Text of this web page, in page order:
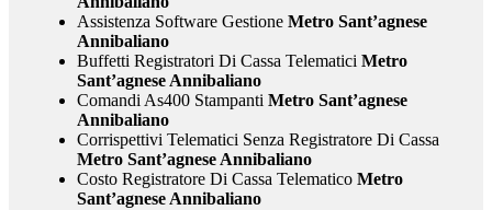
Assistenza Software GestioneMetro Sant’agnese
Annibaliano
Buffetti Registratori Di Cassa Telematici Metro
Sant’agnese Annibaliano
Comandi As400 Stampanti Metro Sant’agnese
Annibaliano
Corrispettivi Telematici Senza Registratore Di Cassa
Metro Sant’agnese Annibaliano
Costo Registratore Di Cassa TelematicoMetro
Sant’agnese Annibaliano